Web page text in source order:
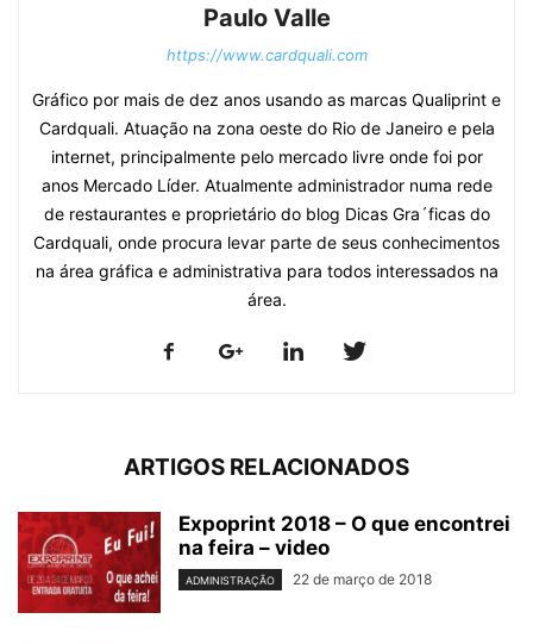
Paulo Valle
https://www.cardquali.com
Gráfico por mais de dez anos usando as marcas Qualiprint e
Cardquali. Atuação na zona oeste do Rio de Janeiro e pela
internet, principalmente pelo mercado livre onde foi por
anos Mercado Líder. Atualmente administrador numa rede
de restaurantes e proprietário do blog Dicas Gra´ficas do
Cardquali, onde procura levar parte de seus conhecimentos
na área gráfica e administrativa para todos interessados na
área.
ARTIGOS RELACIONADOS
Expoprint 2018 – O que encontrei
na feira – video
ADMINISTRAÇÃO 22 de março de 2018